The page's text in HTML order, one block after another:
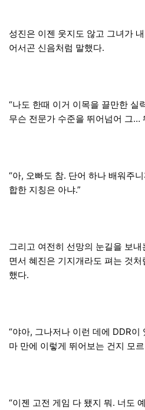
성진은 이젠 웃지도 않고 그녀가
어서곤 신음처럼 말했다.
“나도 한때 이거 이목을 끌만한 실
무슨 전문가 수준을 뛰어넘어 그…
“아, 오빠도 참. 단어 하나 배워주
합한 지칭은 아냐.”
그리고 여전히 선망의 눈길을 보
면서 혜진은 기지개라도 펴는 것
했다.
“야아, 그나저나 이런 데에 DDR이
마 만에 이렇게 뛰어보는 건지 모르
“이젠 고전 게임 다 됐지 뭐. 너도